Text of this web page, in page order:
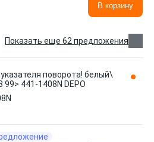
В корзину
Показать еще 62 предложения
поворота! белый\
99> 441-1408N DEPO